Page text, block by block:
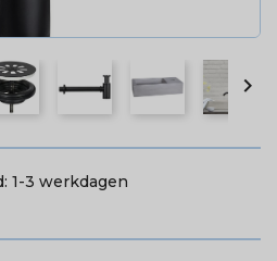

1-3 werkdagen